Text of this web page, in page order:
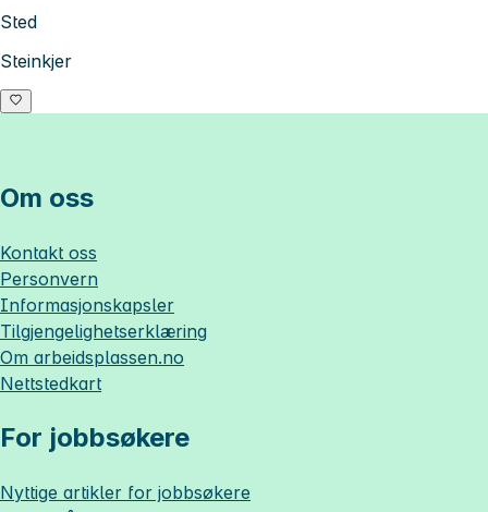
Sted
Steinkjer
Om oss
Kontakt oss
Personvern
Informasjonskapsler
Tilgjengelighetserklæring
Om arbeidsplassen.no
Nettstedkart
For jobbsøkere
Nyttige artikler for jobbsøkere